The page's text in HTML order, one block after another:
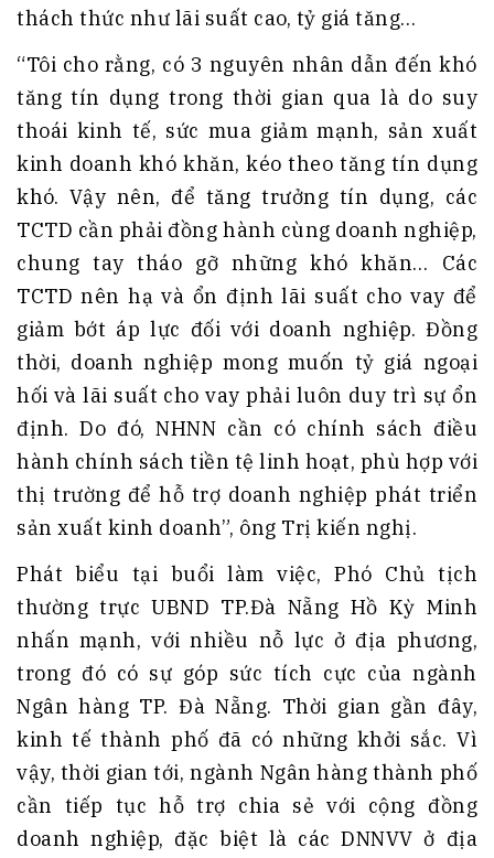
thách thức như lãi suất cao, tỷ giá tăng…
“Tôi cho rằng, có 3 nguyên nhân dẫn đến khó
tăng tín dụng trong thời gian qua là do suy
thoái kinh tế, sức mua giảm mạnh, sản xuất
kinh doanh khó khăn, kéo theo tăng tín dụng
khó. Vậy nên, để tăng trưởng tín dụng, các
TCTD cần phải đồng hành cùng doanh nghiệp,
chung tay tháo gỡ những khó khăn… Các
TCTD nên hạ và ổn định lãi suất cho vay để
giảm bớt áp lực đối với doanh nghiệp. Đồng
thời, doanh nghiệp mong muốn tỷ giá ngoại
hối và lãi suất cho vay phải luôn duy trì sự ổn
định. Do đó, NHNN cần có chính sách điều
hành chính sách tiền tệ linh hoạt, phù hợp với
thị trường để hỗ trợ doanh nghiệp phát triển
sản xuất kinh doanh”, ông Trị kiến nghị.
Phát biểu tại buổi làm việc, Phó Chủ tịch
thường trực UBND TP.Đà Nẵng Hồ Kỳ Minh
nhấn mạnh, với nhiều nỗ lực ở địa phương,
trong đó có sự góp sức tích cực của ngành
Ngân hàng TP. Đà Nẵng. Thời gian gần đây,
kinh tế thành phố đã có những khởi sắc. Vì
vậy, thời gian tới, ngành Ngân hàng thành phố
cần tiếp tục hỗ trợ chia sẻ với cộng đồng
doanh nghiệp, đặc biệt là các DNNVV ở địa